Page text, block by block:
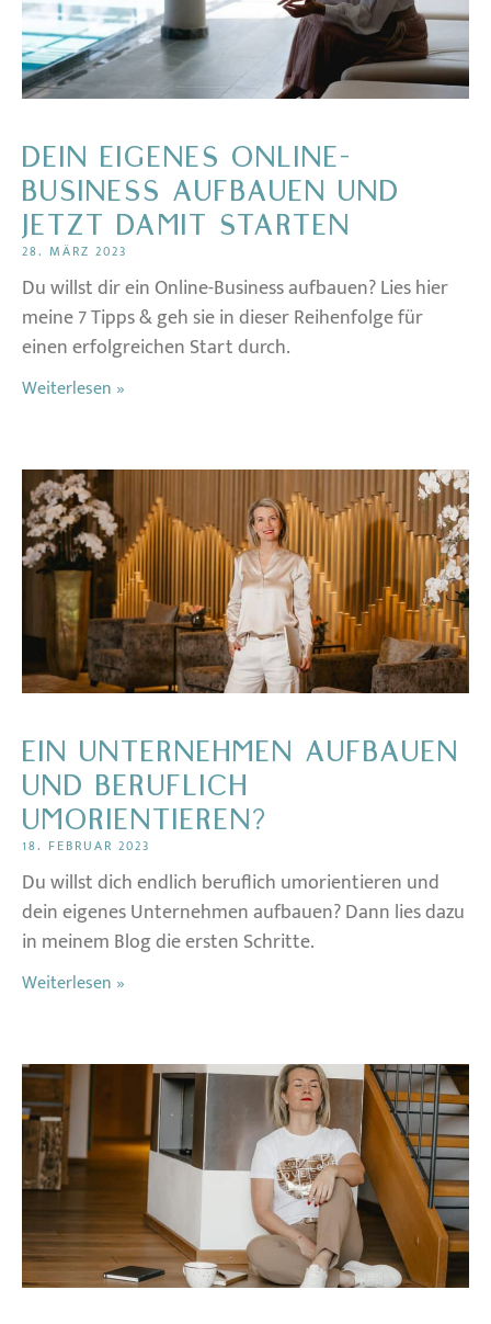
DEIN EIGENES ONLINE-
BUSINESS AUFBAUEN UND
JETZT DAMIT STARTEN
28. MÄRZ 2023
Du willst dir ein Online-Business aufbauen? Lies hier
meine 7 Tipps & geh sie in dieser Reihenfolge für
einen erfolgreichen Start durch.
Weiterlesen »
EIN UNTERNEHMEN AUFBAUEN
UND BERUFLICH
UMORIENTIEREN?
18. FEBRUAR 2023
Du willst dich endlich beruflich umorientieren und
dein eigenes Unternehmen aufbauen? Dann lies dazu
in meinem Blog die ersten Schritte.
Weiterlesen »